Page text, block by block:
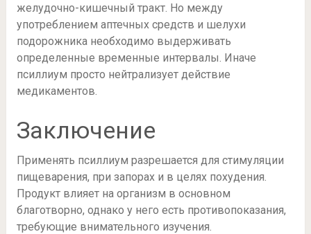
желудочно-кишечный тракт. Но между
употреблением аптечных средств и шелухи
подорожника необходимо выдерживать
определенные временные интервалы. Иначе
псиллиум просто нейтрализует действие
медикаментов.
Заключение
Применять псиллиум разрешается для стимуляции
пищеварения, при запорах и в целях похудения.
Продукт влияет на организм в основном
благотворно, однако у него есть противопоказания,
требующие внимательного изучения.